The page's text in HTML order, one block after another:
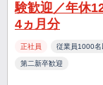
験歓迎／年休
4ヵ月分
正社員 従業員1000名
第二新卒歓迎